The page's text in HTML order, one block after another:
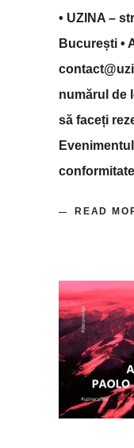
• UZINA –
București •
numărul de
să faceți
READ